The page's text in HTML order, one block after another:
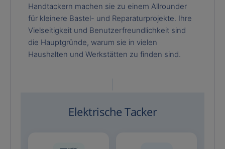
Handtackern machen sie zu einem Allrounder
für kleinere Bastel- und Reparaturprojekte. Ihre
Vielseitigkeit und Benutzerfreundlichkeit sind
die Hauptgründe, warum sie in vielen
Haushalten und Werkstätten zu finden sind.
Elektrische Tacker